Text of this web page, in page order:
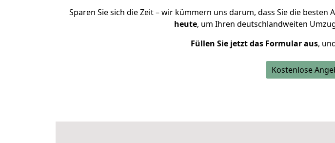
Sparen Sie sich die Zeit – wir kümmern uns darum, dass Sie die besten
heute, um Ihren deutschlandweiten
Füllen Sie jetzt das Formular aus,
Kostenlose